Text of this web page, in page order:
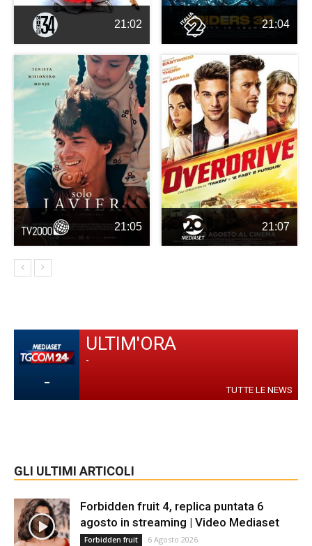
21:02 21:04
21:05 21:07
-
ULTIM'ORA
-
TUTTE LE NEWS
GLI ULTIMI ARTICOLI
Forbidden fruit 4, replica puntata 6
agosto in streaming | Video Mediaset
Forbidden fruit 6 Agosto 2026